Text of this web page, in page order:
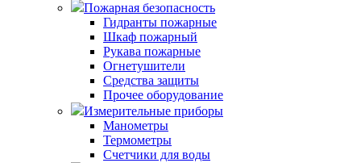
Пожарная безопасность
Гидранты пожарные
Шкаф пожарный
Рукава пожарные
Огнетушители
Средства защиты
Прочее оборудование
Измерительные приборы
Манометры
Термометры
Счетчики для воды